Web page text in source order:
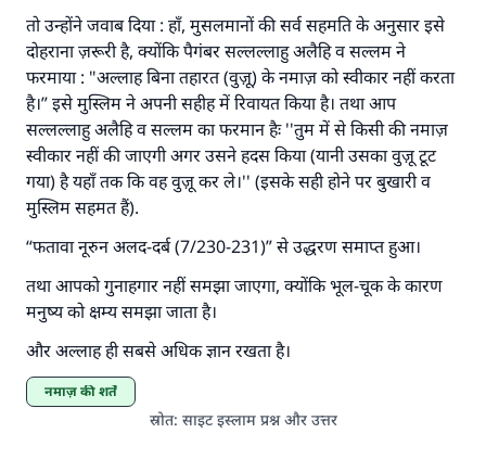
तो उन्होंने जवाब दिया : हाँ, मुसलमानों की सर्व सहमति के अनुसार इसे
दोहराना ज़रूरी है, क्योंकि पैगंबर सल्लल्लाहु अलैहि व सल्लम ने
फरमाया : "अल्लाह बिना तहारत (वुज़ू) के नमाज़ को स्वीकार नहीं करता
है।” इसे मुस्लिम ने अपनी सहीह में रिवायत किया है। तथा आप
सल्लल्लाहु अलैहि व सल्लम का फरमान हैः ''तुम में से किसी की नमाज़
स्वीकार नहीं की जाएगी अगर उसने हदस किया (यानी उसका वुज़ू टूट
गया) है यहाँ तक कि वह वुज़ू कर ले।'' (इसके सही होने पर बुखारी व
मुस्लिम सहमत हैं).
“फतावा नूरुन अलद-दर्ब (7/230-231)” से उद्धरण समाप्त हुआ।
तथा आपको गुनाहगार नहीं समझा जाएगा, क्योंकि भूल-चूक के कारण
मनुष्य को क्षम्य समझा जाता है।
और अल्लाह ही सबसे अधिक ज्ञान रखता है।
नमाज़ की शर्तें
स्रोत: साइट इस्लाम प्रश्न और उत्तर